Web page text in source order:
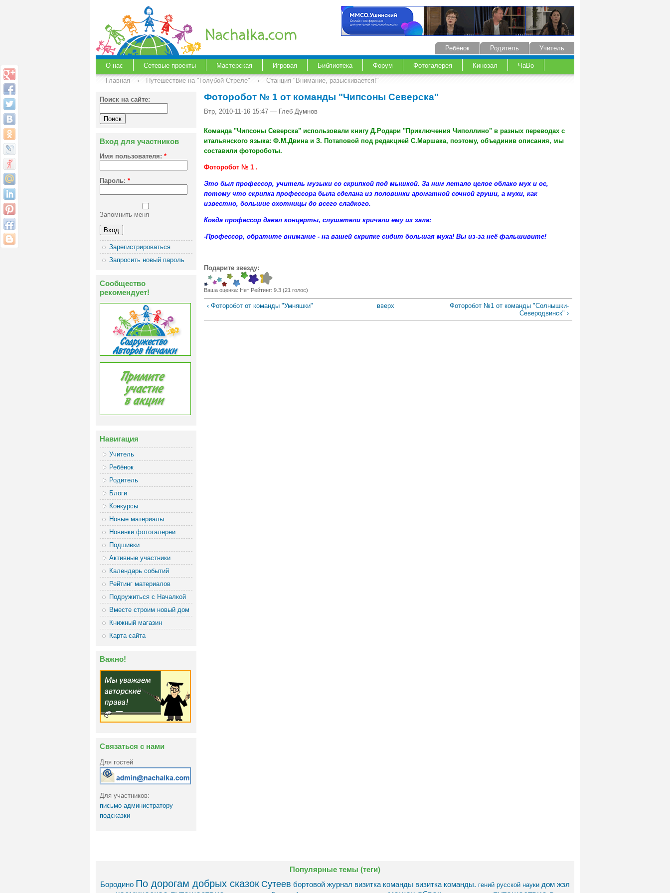
Учитель
Родитель
Ребёнок
О нас Сетевые проекты Мастерская Игровая Библиотека Форум Фотогалерея Кинозал
ЧаВо
Главная
› Путешествие на "Голубой Стреле" › Станция "Внимание, разыскивается!"
Поиск на сайте:
Вход для участников
Имя пользователя: *
Пароль: *
Запомнить меня
Зарегистрироваться
Запросить новый пароль
Сообщество
рекомендует!
Навигация
Учитель
Ребёнок
Родитель
Блоги
Конкурсы
Новые материалы
Новинки фотогалереи
Подшивки
Активные участники
Календарь событий
Рейтинг материалов
Подружиться с Началкой
Вместе строим новый дом
Книжный магазин
Карта сайта
Важно!
Связаться с нами
Для гостей
Для участников:
письмо администратору
подсказки
Фоторобот № 1 от команды "Чипсоны Северска"
Втр, 2010-11-16 15:47 — Глеб Думнов
Команда "Чипсоны Северска" использовали книгу Д.Родари "Приключения Чиполлино" в разных переводах с
итальянского языка: Ф.М.Двина и З. Потаповой под редакцией С.Маршака, поэтому, объединив описания, мы
составили фотороботы.
Фоторобот № 1 .
Это был профессор, учитель музыки со скрипкой под мышкой. За ним летало целое облако мух и ос,
потому что скрипка профессора была сделана из половинки ароматной сочной груши, а мухи, как
известно, большие охотницы до всего сладкого.
Когда профессор давал концерты, слушатели кричали ему из зала:
-Профессор, обратите внимание - на вашей скрипке сидит большая муха! Вы из-за неё фальшивите!
Подарите звезду:
Ваша оценка: Нет Рейтинг: 9.3 (21 голос)
‹ Фоторобот от команды "Умняшки" вверх
Фоторобот №1 от команды "Солнышки-
Северодвинск" ›
Популярные темы (теги)
Бородино По дорогам добрых сказок Сутеев бортовой журнал визитка команды визитка команды. гений русской науки дом жзл